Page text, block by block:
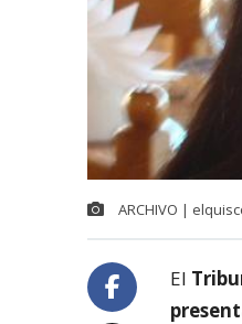
ARCHIVO |
El